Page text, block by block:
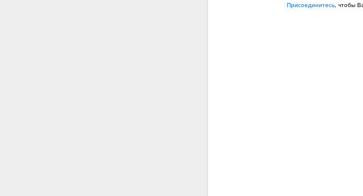
Присоединитесь , чтобы